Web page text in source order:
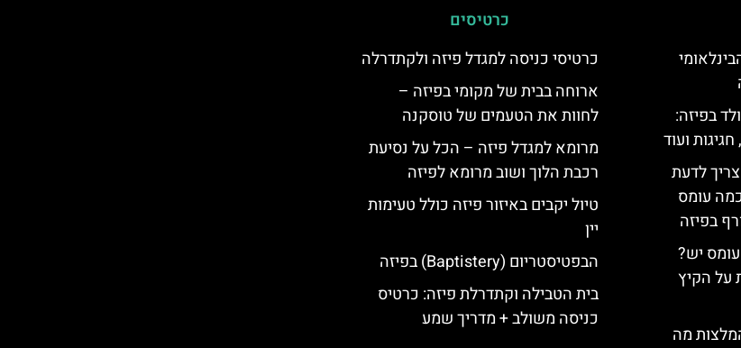
הבינלאומי
בפיזה:
ועוד
לדעת
עומס
בפיזה
יש?
על הקיץ
מה
כרטיסים
כרטיסי כניסה למגדל פיזה ולקתדרלה
ארוחה בבית של מקומי בפיזה –
לחוות את הטעמים של טוסקנה
מרומא למגדל פיזה – הכל על נסיעת
רכבת הלוך ושוב מרומא לפיזה
טיול יקבים באיזור פיזה כולל טעימות
יין
הבפטיסטריום (Baptistery) בפיזה
בית הטבילה וקתדרלת פיזה: כרטיס
כניסה משולב + מדריך שמע